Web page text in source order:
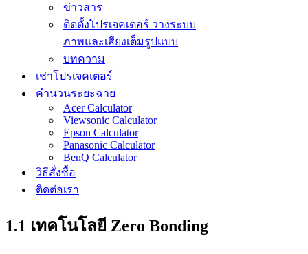
ข่าวสาร
ติดตั้งโปรเจคเตอร์ วางระบบ
ภาพและเสียงเต็มรูปแบบ
บทความ
เช่าโปรเจคเตอร์
คำนวนระยะฉาย
Acer Calculator
Viewsonic Calculator
Epson Calculator
Panasonic Calculator
BenQ Calculator
วิธีสั่งซื้อ
ติดต่อเรา
1.1 เทคโนโลยี Zero Bonding